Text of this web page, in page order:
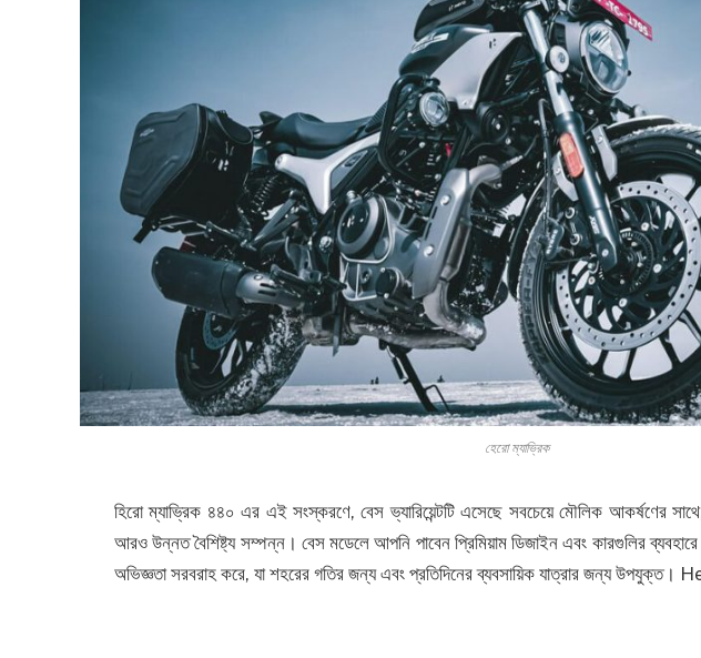
হেরো ম্যাভ্রিক
হিরো ম্যাভ্রিক ৪৪০ এর এই সংস্করণে, বেস ভ্যারিয়েন্টটি এসেছে সবচেয়ে মৌলিক আকর্ষণের
আরও উন্নত বৈশিষ্ট্য সম্পন্ন। বেস মডেলে আপনি পাবেন প্রিমিয়াম ডিজাইন এবং কারগুলির
অভিজ্ঞতা সরবরাহ করে, যা শহরের গতির জন্য এবং প্রতিদিনের ব্যবসায়িক যাত্রার জন্য